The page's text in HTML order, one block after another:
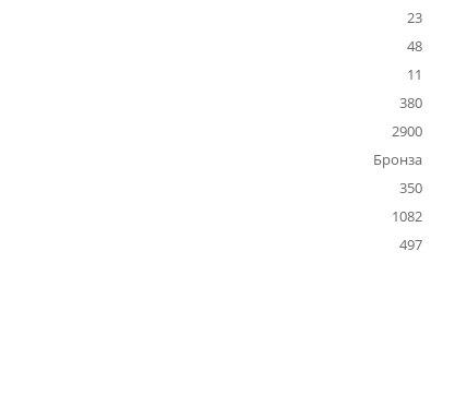
23
48
11
380
2900
Бронза
350
1082
497